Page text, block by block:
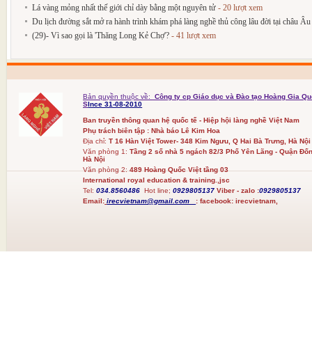
Lá vàng mỏng nhất thế giới chỉ dày bằng một nguyên tử - 20 lượt xem
Du lịch đường sắt mở ra hành trình khám phá làng nghề thủ công lâu đời tại châu Âu
(29)- Vì sao gọi là 'Thăng Long Kẻ Chợ'? - 41 lượt xem
Bản quyền thuộc về:
Công ty cp Giáo dục và Đào tạo Hoàng Gia
SInce 31-08-2010
Ban truyền thông quan hệ quốc tế - Hiệp hội làng nghề Việt Nam
Phụ trách biên tập : Nhà báo Lê Kim Hoa
Địa chỉ: T 16 Hàn Việt Tower- 348 Kim Ngưu, Q Hai Bà Trưng, Hà Nội
Văn phòng 1:Tầng 2 số nhà 5 ngách 82/3 Phố Yên Lãng - Quận
Hà Nội
Văn phòng 2:489 Hoàng Quốc Việt tầng 03
International royal education & training.,jsc
Tel:034.8560486Hot line; 0929805137 Viber - zalo :0929805137
Email: irecvietnam@gmail.com :facebook: irecvietnam,